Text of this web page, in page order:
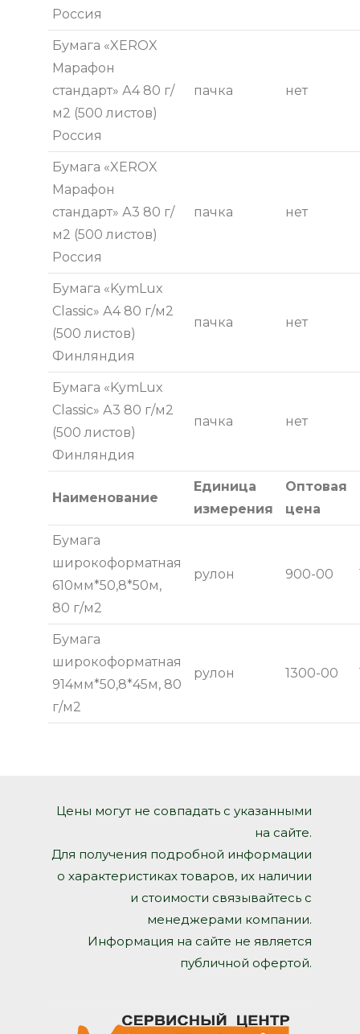
Россия
Бумага «XEROX
Марафон
стандарт» А4 80 г/
м2 (500 листов)
Россия
пачка нет
Бумага «XEROX
Марафон
стандарт» А3 80 г/
м2 (500 листов)
Россия
пачка нет
Бумага «KymLux
Classic» А4 80 г/м2
(500 листов)
Финляндия
пачка нет
Бумага «KymLux
Classic» А3 80 г/м2
(500 листов)
Финляндия
пачка нет
Наименование
Единица
измерения
Оптовая
цена
Бумага
широкоформатная
610мм*50,8*50м,
80 г/м2
рулон 900-00
Бумага
широкоформатная
914мм*50,8*45м, 80
г/м2
рулон 1300-00
Цены могут не совпадать с указанными
на сайте.
Для получения подробной информации
о характеристиках товаров, их наличии
и стоимости связывайтесь с
менеджерами компании.
Информация на сайте не является
публичной офертой.